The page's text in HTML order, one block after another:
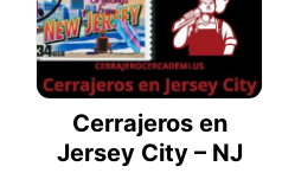
Cerrajeros en
Jersey City – NJ